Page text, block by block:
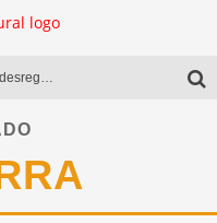
El libro en la mira de la desregulación